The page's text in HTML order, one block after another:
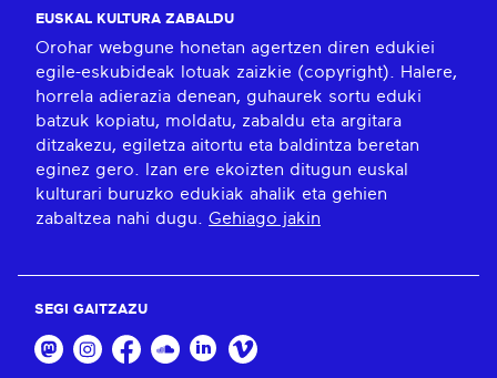
EUSKAL KULTURA ZABALDU
Orohar webgune honetan agertzen diren edukiei
egile-eskubideak lotuak zaizkie (copyright). Halere,
horrela adierazia denean, guhaurek sortu eduki
batzuk kopiatu, moldatu, zabaldu eta argitara
ditzakezu, egiletza aitortu eta baldintza beretan
eginez gero. Izan ere ekoizten ditugun euskal
kulturari buruzko edukiak ahalik eta gehien
zabaltzea nahi dugu. Gehiago jakin
SEGI GAITZAZU